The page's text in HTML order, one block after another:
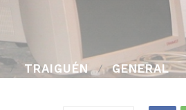
TRAIGUÉN GENERAL